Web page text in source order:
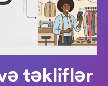
təkliflər